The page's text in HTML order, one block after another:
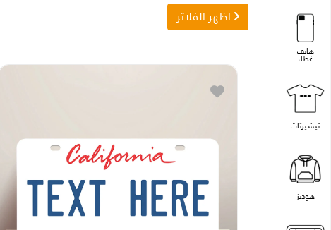
هاتف
غطاء
تيشيرتات
هوديز
اظهر الفلاتر